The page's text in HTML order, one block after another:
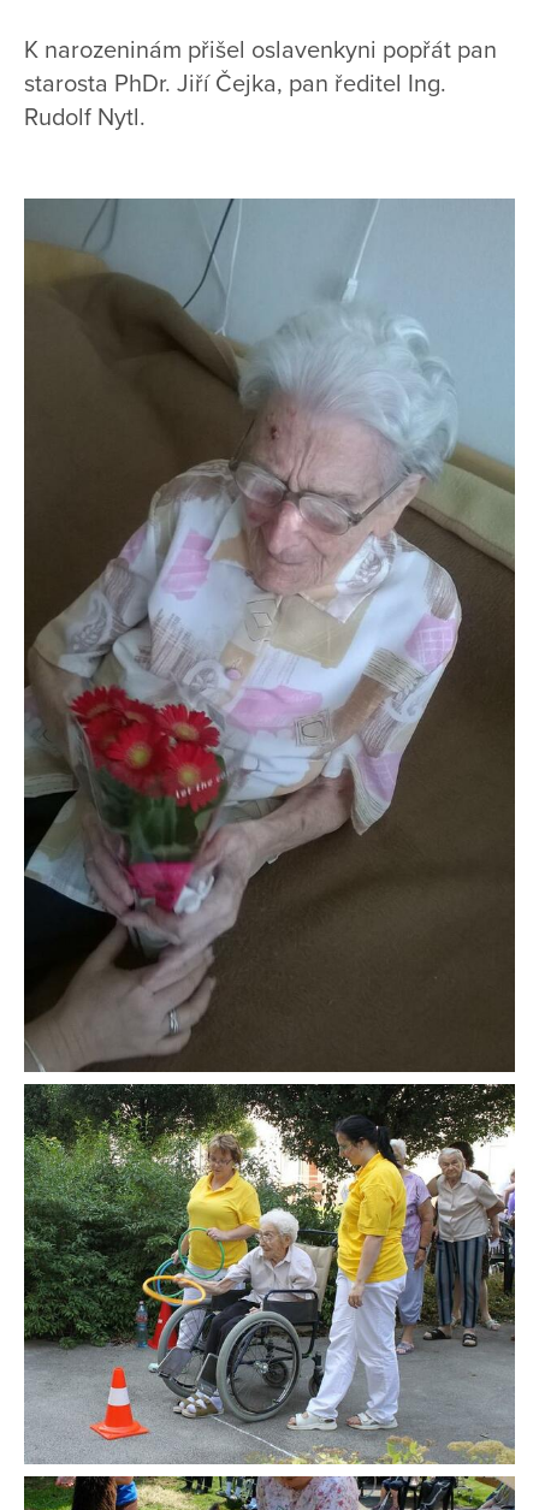
K narozeninám přišel oslavenkyni popřát pan
starosta PhDr. Jiří Čejka, pan ředitel Ing.
Rudolf Nytl.